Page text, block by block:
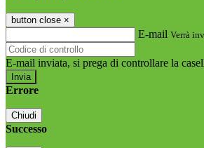
button close ×
E-mail Verrà
E-mail inviata, si prega di controllare la
Errore
Chiudi
Successo